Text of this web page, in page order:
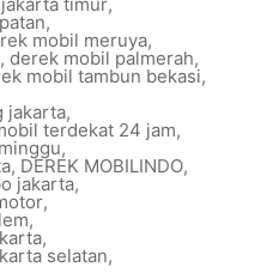
,
mobil meruya,
, derek mobil palmerah,
mobil tambun bekasi,
jakarta,
terdekat 24 jam,
,
, DEREK MOBILINDO,
jakarta,
,
,
,
selatan,